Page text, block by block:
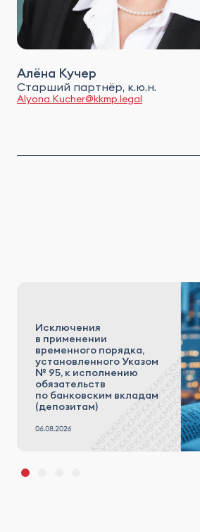
Алёна Кучер
Старший партнёр, к.ю.н.
Alyona.Kucher@kkmp.legal
Исключения
в применении
временного порядка,
установленного Указом
№ 95, к исполнению
обязательств
по банковским вкладам
(депозитам)